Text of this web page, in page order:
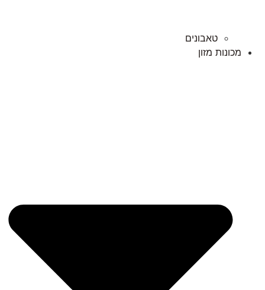
טאבונים
מכונות מזון